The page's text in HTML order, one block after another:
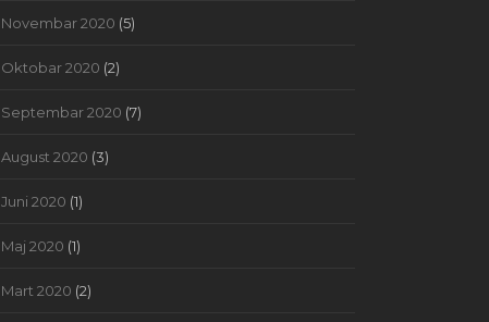
Novembar 2020 (5)
Oktobar 2020 (2)
Septembar 2020 (7)
August 2020 (3)
Juni 2020 (1)
Maj 2020 (1)
Mart 2020 (2)